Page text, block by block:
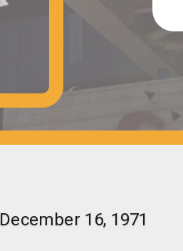
December 16, 1971